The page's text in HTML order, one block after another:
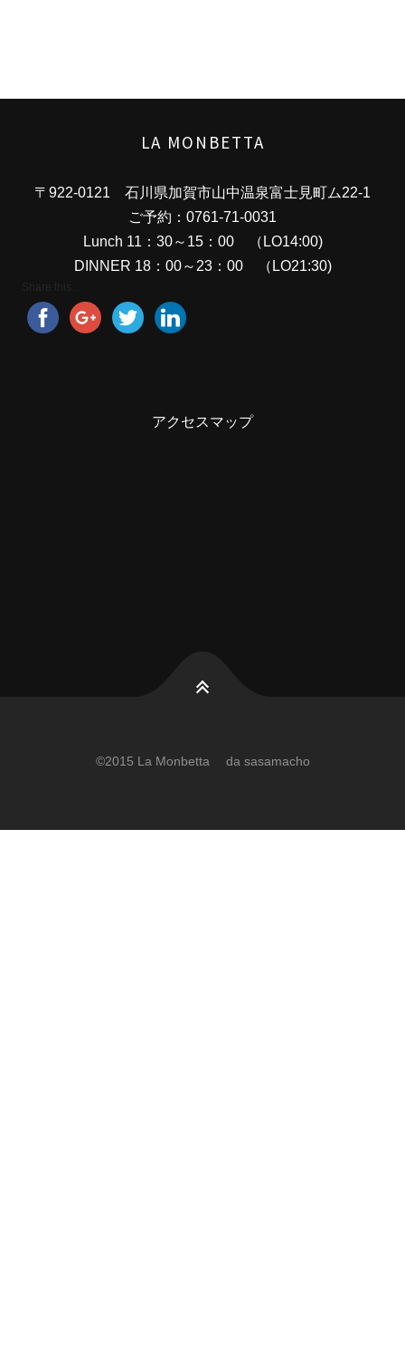
LA MONBETTA
〒922-0121 石川県加賀市山中温泉富士見町ム22-1
ご予約：0761-71-0031
Lunch 11：30～15：00 （LO14:00)
DINNER 18：00～23：00 （LO21:30)
アクセスマップ
©2015 La Monbetta da sasamacho